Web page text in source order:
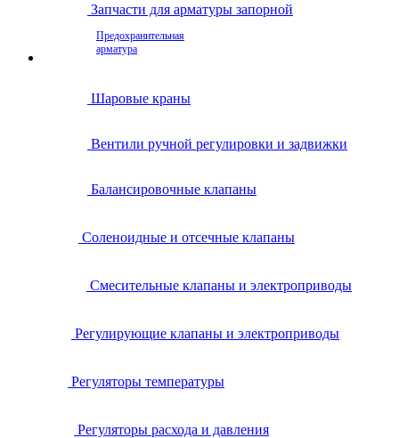
Запчасти для арматуры запорной
Предохранительная
арматура
Шаровые краны
Вентили ручной регулировки и задвижки
Балансировочные клапаны
Соленоидные и отсечные клапаны
Смесительные клапаны и электроприводы
Регулирующие клапаны и электроприводы
Регуляторы температуры
Регуляторы расхода и давления